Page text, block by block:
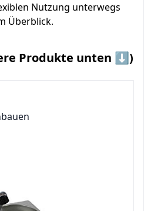
Nutzung unterwegs
Überblick.
Produkte unten ⬇️)